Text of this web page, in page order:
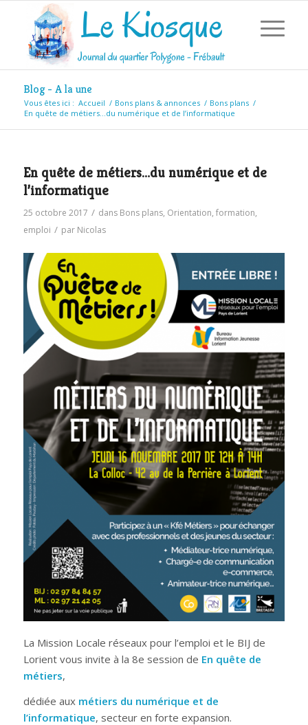
Blog - A la une
Vous êtes ici : Accueil / Bons plans & annonces / Bons plans /
En quête de métiers…du numérique et de l’informatique
En quête de métiers…du numérique et de
l’informatique
25 octobre 2017 / dans Bons plans, Orientation, formation,
emploi / par Nicolas
La Mission Locale réseaux pour l’emploi et le BIJ de
Lorient vous invite à la 8e session de En quête de
métiers,
dédiée aux métiers du numérique et de
l’informatique, secteur en forte expansion.